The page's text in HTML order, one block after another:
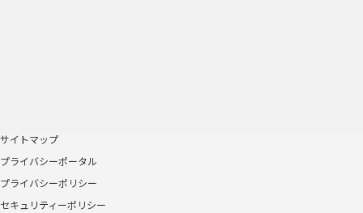
サイトマップ
プライバシーポータル
プライバシーポリシー
セキュリティーポリシー